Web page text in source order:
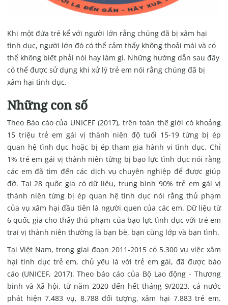
Khi một đứa trẻ kể với người lớn rằng chúng đã bị xâm hại
tình dục, người lớn đó có thể cảm thấy không thoải mái và có
thể không biết phải nói hay làm gì. Những hướng dẫn sau đây
có thể được sử dụng khi xử lý trẻ em nói rằng chúng đã bị
xâm hại tình dục.
Những con số
Theo Báo cáo của UNICEF (2017), trên toàn thế giới có khoảng
15 triệu trẻ em gái vị thành niên độ tuổi 15-19 từng bị ép
quan hệ tình dục hoặc bị ép tham gia hành vi tình dục. Chỉ
1% trẻ em gái vị thành niên từng bị bạo lực tình dục nói rằng
các em đã tìm đến các dịch vụ chuyên nghiệp để được giúp
đỡ. Tại 28 quốc gia có dữ liệu, trung bình 90% trẻ em gái vị
thành niên từng bị ép quan hệ tình dục nói rằng thủ phạm
của vụ xâm hại đầu tiên là người quen của các em. Dữ liệu từ
6 quốc gia cho thấy thủ phạm của bạo lực tình dục với trẻ em
trai vị thành niên thường là bạn bè, bạn cùng lớp và bạn tình.
Tại Việt Nam, trong giai đoạn 2011-2015 có 5.300 vụ việc xâm
hại tình dục trẻ em, chủ yếu là với trẻ em gái, đã được báo
cáo (UNICEF, 2017). Theo báo cáo của Bộ Lao động - Thương
binh và Xã hội, từ năm 2020 đến hết tháng 9/2023, cả nước
phát hiện 7.483 vụ, 8.788 đối tượng, xâm hại 7.883 trẻ em.